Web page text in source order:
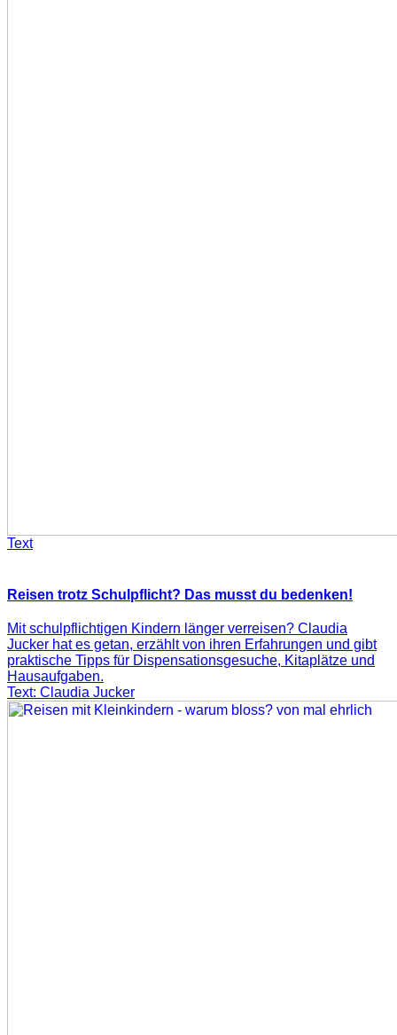
Text
Reisen trotz Schulpflicht? Das musst du bedenken!
Mit schulpflichtigen Kindern länger verreisen? Claudia
Jucker hat es getan, erzählt von ihren Erfahrungen und gibt
praktische Tipps für Dispensationsgesuche, Kitaplätze und
Hausaufgaben.
Text: Claudia Jucker